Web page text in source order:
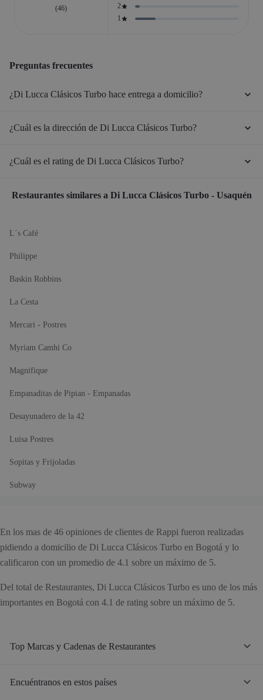
(46)
2
1
Preguntas frecuentes
¿Di Lucca Clásicos Turbo hace entrega a domicilio?
¿Cuál es la dirección de Di Lucca Clásicos Turbo?
¿Cuál es el rating de Di Lucca Clásicos Turbo?
Restaurantes similares a Di Lucca Clásicos Turbo - Usaquén
L´s Café
Philippe
Baskin Robbins
La Cesta
Mercari - Postres
Myriam Camhi Co
Magnifique
Empanaditas de Pipian - Empanadas
Desayunadero de la 42
Luisa Postres
Sopitas y Frijoladas
Subway
En los mas de 46 opiniones de clientes de Rappi fueron realizadas
pidiendo a domicilio de Di Lucca Clásicos Turbo en Bogotá y lo
calificaron con un promedio de 4.1 sobre un máximo de 5.
Del total de Restaurantes, Di Lucca Clásicos Turbo es uno de los más
importantes en Bogotá con 4.1 de rating sobre un máximo de 5.
Top Marcas y Cadenas de Restaurantes
Encuéntranos en estos países